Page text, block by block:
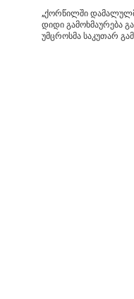
„ქორწილში
დიდი გამოხმაურება
უმცროსმა საკუთარ